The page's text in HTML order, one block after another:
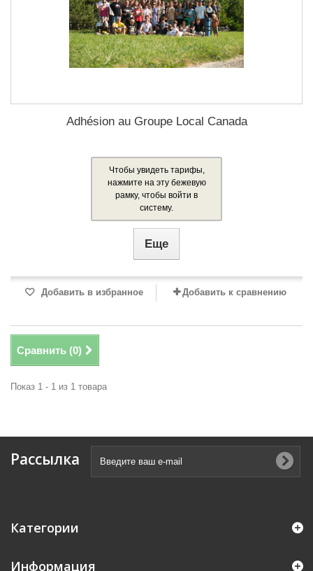
Adhésion au Groupe Local Canada
Чтобы увидеть тарифы,
нажмите на эту бежевую
рамку, чтобы войти в
систему.
Еще
Добавить в избранное Добавить к сравнению
Сравнить (0)
Показ 1 - 1 из 1 товара
Рассылка
Категории
Информация